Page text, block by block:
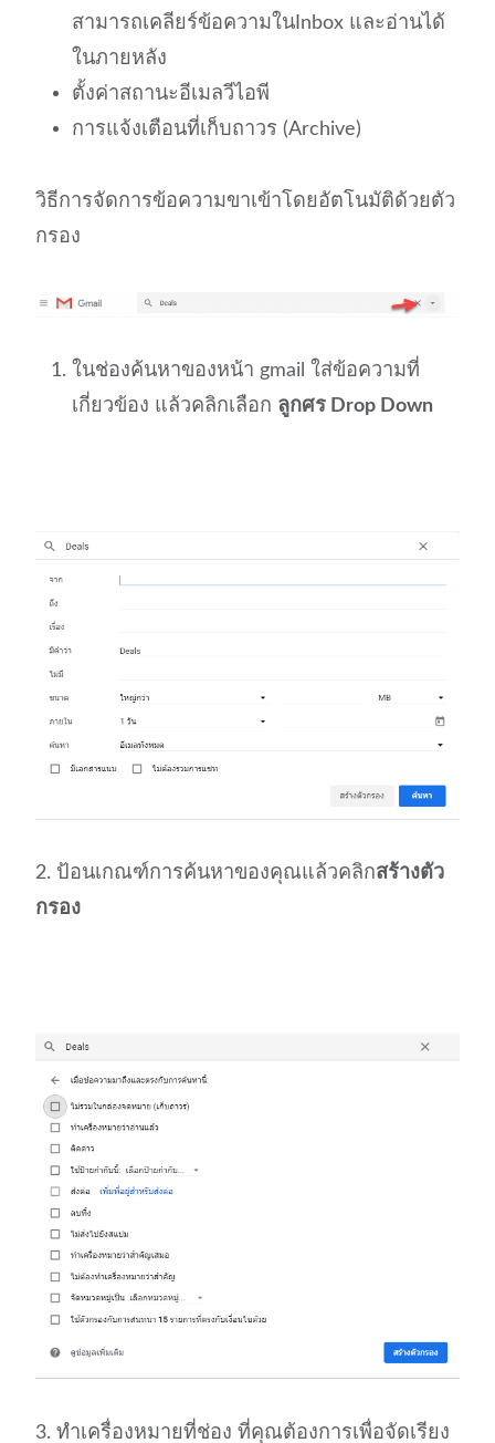
สามารถเคลียร์ข้อความในInbox และอ่านได้
ในภายหลัง
ตั้งค่าสถานะอีเมลวีไอพี
การแจ้งเตือนที่เก็บถาวร (Archive)
วิธีการจัดการข้อความขาเข้าโดยอัตโนมัติด้วยตัว
กรอง
ในช่องค้นหาของหน้า gmail ใส่ข้อความที่
เกี่ยวข้อง แล้วคลิกเลือก ลูกศร Drop Down
2. ป้อนเกณฑ์การค้นหาของคุณแล้วคลิกสร้างตัว
กรอง
3. ทำเครื่องหมายที่ช่อง ที่คุณต้องการเพื่อจัดเรียง